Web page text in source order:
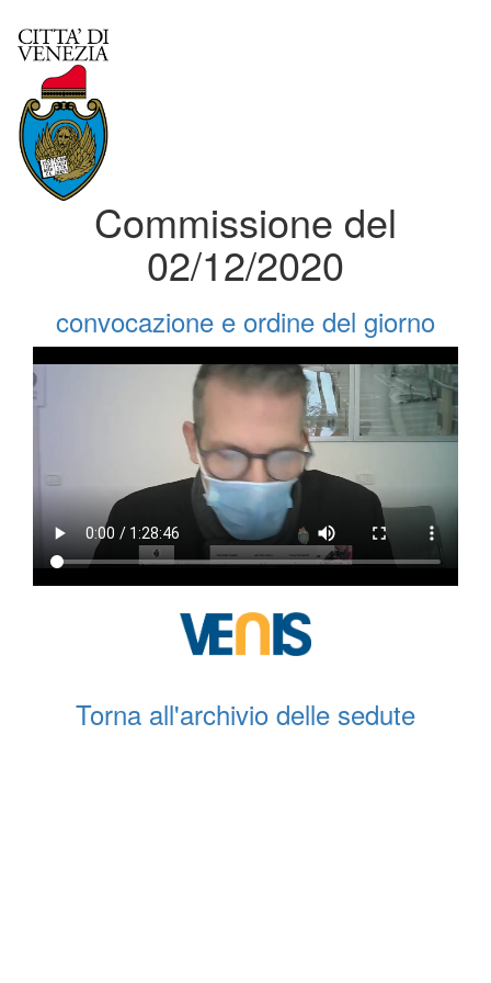
Commissione del
02/12/2020
convocazione e ordine del giorno
Torna all'archivio delle sedute